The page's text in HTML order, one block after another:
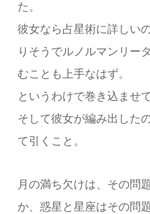
た。
彼女なら占星術に詳しい
りそうでルノルマンリー
むことも上手なはず。
というわけで巻き込ませ
そして彼女が編み出した
て引くこと。
月の満ち欠けは、その問
か、惑星と星座はその問